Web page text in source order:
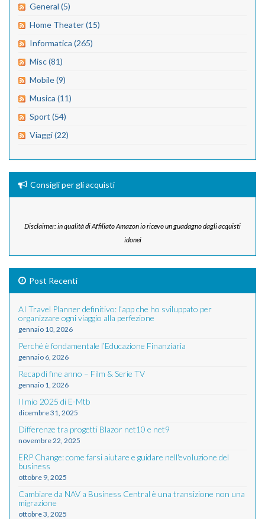
General (5)
Home Theater (15)
Informatica (265)
Misc (81)
Mobile (9)
Musica (11)
Sport (54)
Viaggi (22)
Consigli per gli acquisti
Disclaimer: in qualità di Affiliato Amazon io ricevo un guadagno dagli acquisti
idonei
Post Recenti
AI Travel Planner definitivo: l’app che ho sviluppato per
organizzare ogni viaggio alla perfezione
gennaio 10, 2026
Perché è fondamentale l’Educazione Finanziaria
gennaio 6, 2026
Recap di fine anno – Film & Serie TV
gennaio 1, 2026
Il mio 2025 di E-Mtb
dicembre 31, 2025
Differenze tra progetti Blazor net10 e net9
novembre 22, 2025
ERP Change: come farsi aiutare e guidare nell'evoluzione del
business
ottobre 9, 2025
Cambiare da NAV a Business Central è una transizione non una
migrazione
ottobre 3, 2025